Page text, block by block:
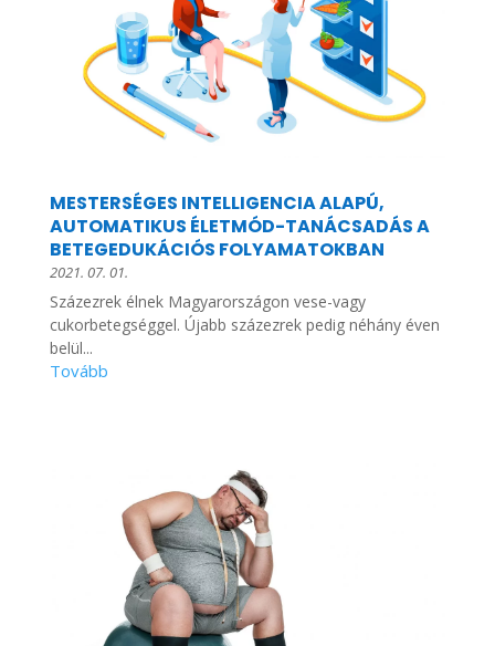
MESTERSÉGES INTELLIGENCIA ALAPÚ,
AUTOMATIKUS ÉLETMÓD-TANÁCSADÁS A
BETEGEDUKÁCIÓS FOLYAMATOKBAN
2021. 07. 01.
Százezrek élnek Magyarországon vese-vagy
cukorbetegséggel. Újabb százezrek pedig néhány éven
belül...